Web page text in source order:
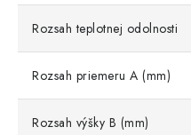
Rozsah teplotnej odolnosti
Rozsah priemeru A (mm)
Rozsah výšky B (mm)